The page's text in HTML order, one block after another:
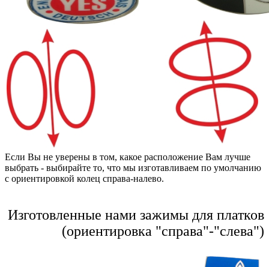
Если Вы не уверены в том, какое расположение Вам лучше
выбрать - выбирайте то, что мы изготавливаем по умолчанию
с ориентировкой колец справа-налево.
Изготовленные нами зажимы для платков
(ориентировка "справа"-"слева")